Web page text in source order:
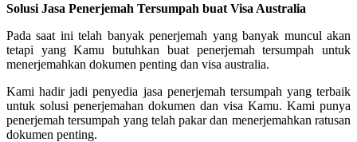
Solusi Jasa Penerjemah Tersumpah buat Visa Australia
Pada saat ini telah banyak penerjemah yang banyak muncul akan
tetapi yang Kamu butuhkan buat penerjemah tersumpah untuk
menerjemahkan dokumen penting dan visa australia.
Kami hadir jadi penyedia jasa penerjemah tersumpah yang terbaik
untuk solusi penerjemahan dokumen dan visa Kamu. Kami punya
penerjemah tersumpah yang telah pakar dan menerjemahkan ratusan
dokumen penting.